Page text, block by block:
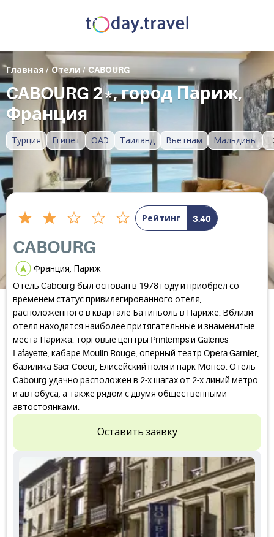
Турция Египет ОАЭ Таиланд Вьетнам Мальдивы
Главная / Отели/ CABOURG
CABOURG 2*, город Париж,
Франция
Рейтинг 3.40
CABOURG
Франция, Париж
Отель Cabourg был основан в 1978 году и приобрел со
временем статус привилегированного отеля,
расположенного в квартале Батиньоль в Париже. Вблизи
отеля находятся наиболее притягательные и знаменитые
места Парижа: торговые центры Printemps и Galeries
Lafayette, кабаре Moulin Rouge, оперный театр Opera Garnier,
базилика Sacr Coeur, Елисейский поля и парк Монсо. Отель
Cabourg удачно расположен в 2-х шагах от 2-х линий метро
и автобуса, а также рядом с двумя общественными
автостоянками.
Оставить заявку